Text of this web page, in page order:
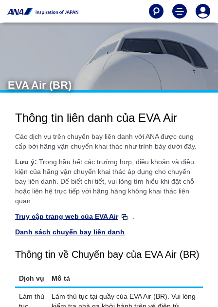
EVA Air (BR)
Thông tin liên danh của EVA Air
Các dịch vụ trên chuyến bay liên danh với ANA được cung
cấp bởi hãng vận chuyển khai thác như trình bày dưới đây.
Lưu ý: Trong hầu hết các trường hợp, điều khoản và điều
kiện của hãng vận chuyển khai thác áp dụng cho chuyến
bay liên danh. Để biết chi tiết, vui lòng tìm hiểu khi đặt chỗ
hoặc liên hệ trực tiếp với hãng hàng không khai thác liên
quan.
Truy cập trang web của EVA Air
Danh sách chuyến bay liên danh
Thông tin về Chuyến bay của EVA Air (BR)
Dịch vụ Mô tả
Làm thủ
Làm thủ tục tại quầy của EVA Air (BR). Vui lòng